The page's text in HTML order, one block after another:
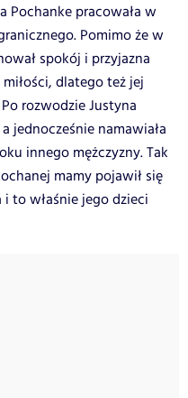
Pochanke pracowała w
Pomimo że w
spokój i przyjazna
dlatego też jej
rozwodzie Justyna
jednocześnie namawiała
innego mężczyzny. Tak
mamy pojawił się
to właśnie jego dzieci